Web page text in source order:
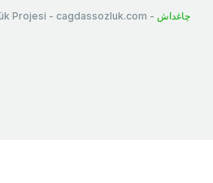
Projesi - cagdassozluk.com - چاغداش